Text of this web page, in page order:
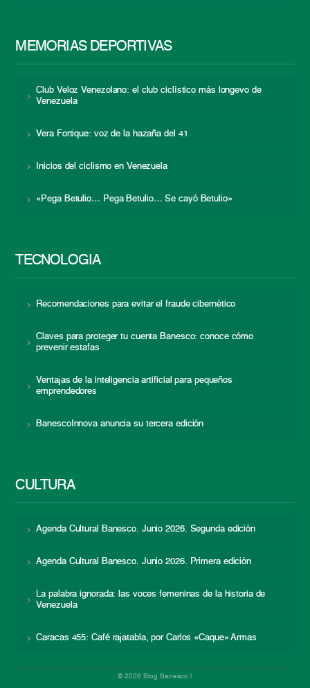
MEMORIAS DEPORTIVAS
Club Veloz Venezolano: el club ciclístico más longevo de
Venezuela
Vera Fortique: voz de la hazaña del 41
Inicios del ciclismo en Venezuela
«Pega Betulio… Pega Betulio… Se cayó Betulio»
TECNOLOGÍA
Recomendaciones para evitar el fraude cibernético
Claves para proteger tu cuenta Banesco: conoce cómo
prevenir estafas
Ventajas de la inteligencia artificial para pequeños
emprendedores
BanescoInnova anuncia su tercera edición
CULTURA
Agenda Cultural Banesco. Junio 2026. Segunda edición
Agenda Cultural Banesco. Junio 2026. Primera edición
La palabra ignorada: las voces femeninas de la historia de
Venezuela
Caracas 455: Café rajatabla, por Carlos «Caque» Armas
© 2026 Blog Banesco |